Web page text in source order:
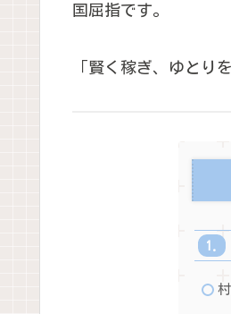
国屈指です。
「賢く稼ぎ、ゆとり